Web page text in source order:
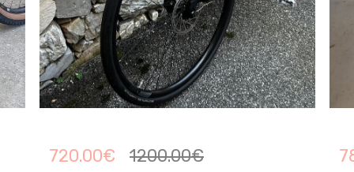
720.00€ 1200.00€